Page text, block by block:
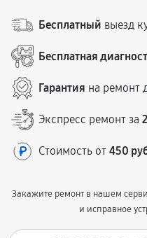
Бесплатный выезд
Бесплатная
Гарантия на ремонт
Экспресс ремонт за
Стоимость от 450
Закажите ремонт в нашем
и исправное